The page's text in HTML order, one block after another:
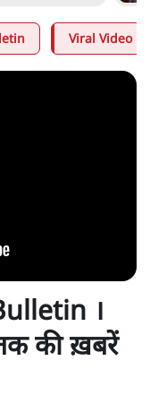
Viral Video
।
की ख़बरें